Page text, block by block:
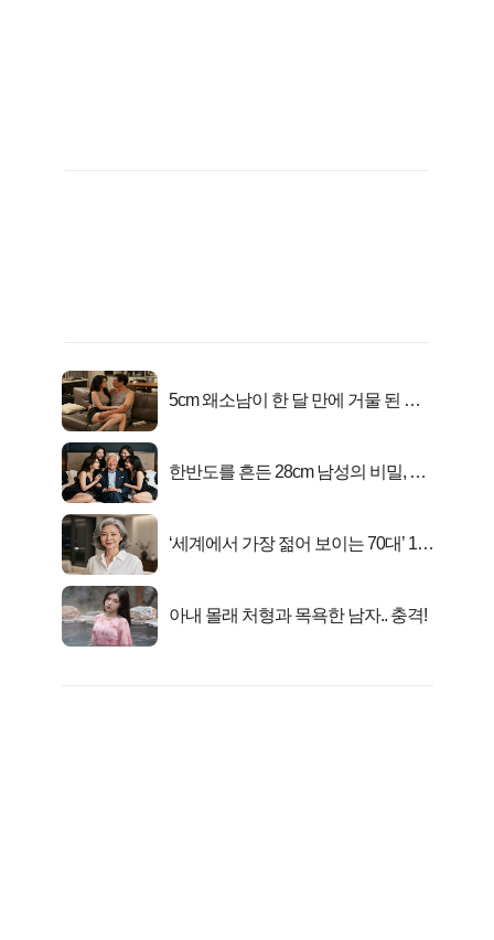
5cm 왜소남이 한 달 만에 거물 된 사
한반도를 흔든 28cm 남성의 비밀, 매
‘세계에서 가장 젊어 보이는 70대’ 1위
아내 몰래 처형과 목욕한 남자.. 충격!